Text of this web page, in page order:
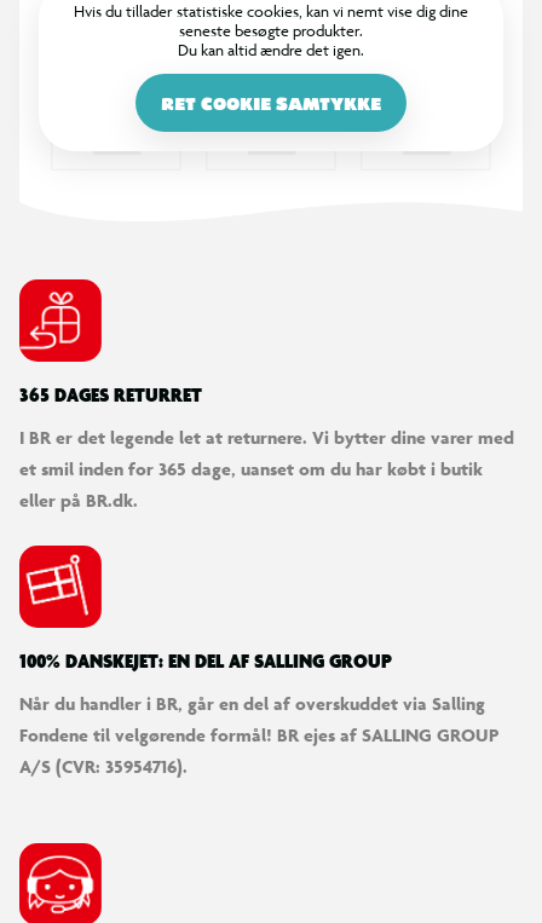
Hvis du tillader statistiske cookies, kan vi nemt vise dig dine
seneste besøgte produkter.
Du kan altid ændre det igen.
RET COOKIE SAMTYKKE
365 DAGES RETURRET
I BR er det legende let at returnere. Vi bytter dine varer med
et smil inden for 365 dage, uanset om du har købt i butik
eller på BR.dk.
100% DANSKEJET: EN DEL AF SALLING GROUP
Når du handler i BR, går en del af overskuddet via Salling
Fondene til velgørende formål! BR ejes af SALLING GROUP
A/S (CVR: 35954716).